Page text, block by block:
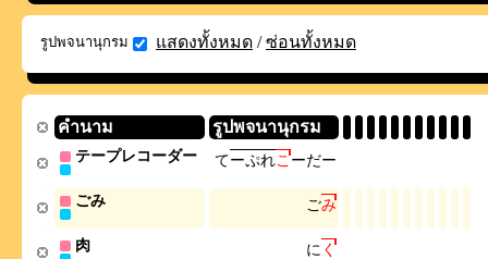
รูปพจนานุกรม แสดงทั้งหมด /ซ่อนทั้งหมด
คำนาม รูปพจนานุกรม
テープレコーダー てーぷれこーだー
ごみ ごみ
肉 に く